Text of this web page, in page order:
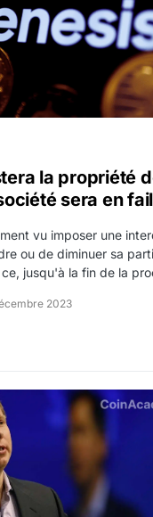
la propriété
sera en
vu imposer une
ou de diminuer sa
jusqu'à la fin de la
2023
DCG poursuivis